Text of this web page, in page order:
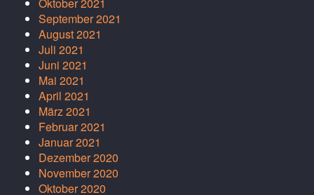
Oktober 2021
September 2021
August 2021
Juli 2021
Juni 2021
Mai 2021
April 2021
März 2021
Februar 2021
Januar 2021
Dezember 2020
November 2020
Oktober 2020